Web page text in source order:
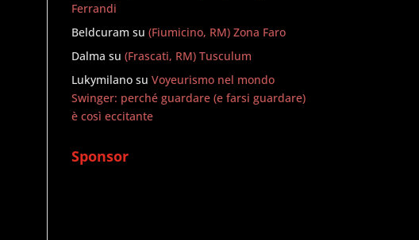
Ferrandi
Beldcuram su(Fiumicino, RM) Zona Faro
Dalma su(Frascati, RM) Tusculum
Lukymilano suVoyeurismo nel mondo
Swinger: perché guardare (e farsi guardare)
è così eccitante
Sponsor